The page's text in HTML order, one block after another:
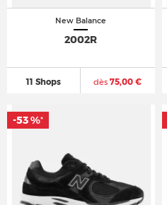
New Balance
2002R
11 Shops dès 75,00 €
-53 %*